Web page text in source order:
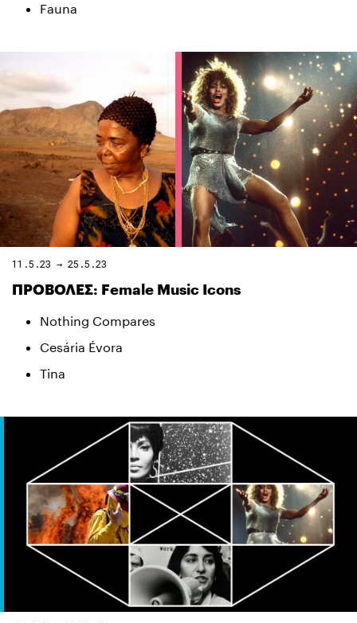
Fauna
11.5.23 → 25.5.23
ΠΡΟΒΟΛΕΣ: Female Music Icons
Nothing Compares
Cesária Évora
Tina